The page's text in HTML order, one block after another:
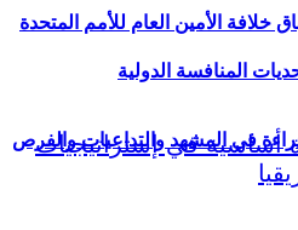
في المشهد والتداعيات والفرص
خلافة الأمين العام للأمم المتحدة
المنافسة الدولية